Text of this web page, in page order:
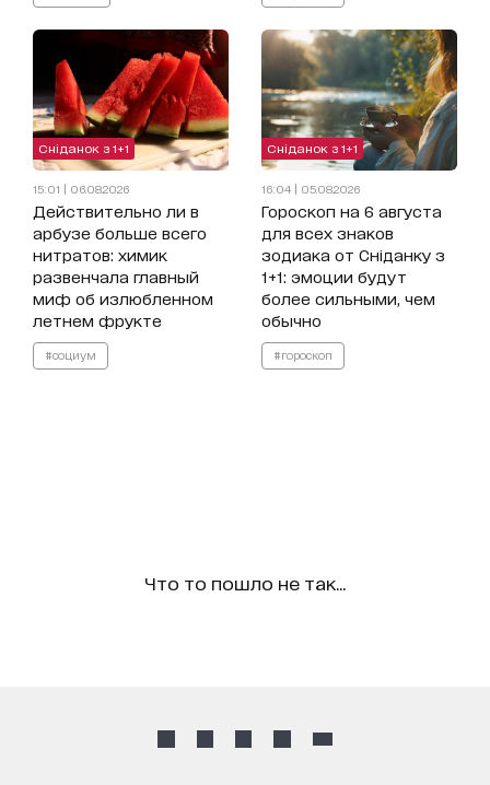
Сніданок з 1+1
15:01 | 06.08.2026
Действительно ли в
арбузе больше всего
нитратов: химик
развенчала главный
миф об излюбленном
летнем фрукте
#социум
Сніданок з 1+1
16:04 | 05.08.2026
Гороскоп на 6 августа
для всех знаков
зодиака от Сніданку з
1+1: эмоции будут
более сильными, чем
обычно
#гороскоп
Что то пошло не так...